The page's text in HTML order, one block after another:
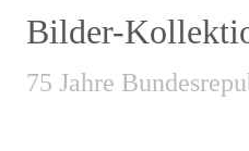
Bilder-
75 Jahre